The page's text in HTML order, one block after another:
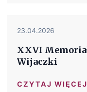
23.04.2026
XXVI
Wijaczki
CZYTAJ WIĘCEJ